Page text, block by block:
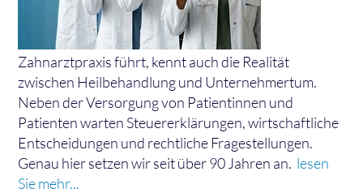
Zahnarztpraxis führt, kennt auch die Realität
zwischen Heilbehandlung und Unternehmertum.
Neben der Versorgung von Patientinnen und
Patienten warten Steuererklärungen, wirtschaftliche
Entscheidungen und rechtliche Fragestellungen.
Genau hier setzen wir seit über 90 Jahren an. lesen
Sie mehr...